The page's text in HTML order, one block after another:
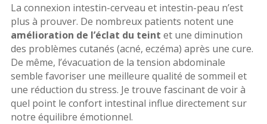
La connexion intestin-cerveau et intestin-peau n’est
plus à prouver. De nombreux patients notent une
amélioration de l’éclat du teint et une diminution
des problèmes cutanés (acné, eczéma) après une cure.
De même, l’évacuation de la tension abdominale
semble favoriser une meilleure qualité de sommeil et
une réduction du stress. Je trouve fascinant de voir à
quel point le confort intestinal influe directement sur
notre équilibre émotionnel.